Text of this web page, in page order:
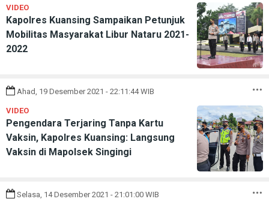
VIDEO
Kapolres Kuansing Sampaikan Petunjuk
Mobilitas Masyarakat Libur Nataru 2021-
2022
Ahad, 19 Desember 2021 - 22:11:44 WIB
VIDEO
Pengendara Terjaring Tanpa Kartu
Vaksin, Kapolres Kuansing: Langsung
Vaksin di Mapolsek Singingi
Selasa, 14 Desember 2021 - 21:01:00 WIB